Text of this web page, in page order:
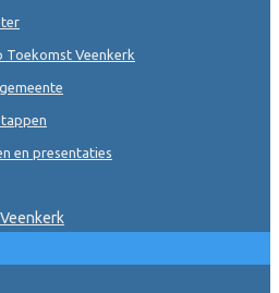
Toekomst Veenkerk
en presentaties